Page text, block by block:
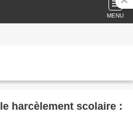
MENU
harcèlement scolaire :